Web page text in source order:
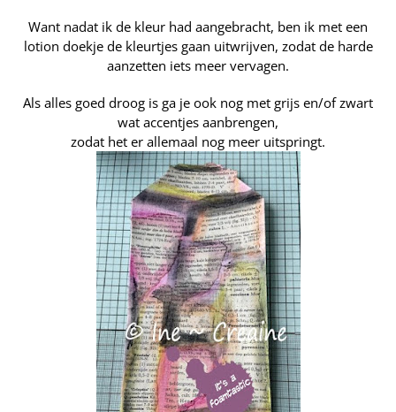
Want nadat ik de kleur had aangebracht, ben ik met een
lotion doekje de kleurtjes gaan uitwrijven, zodat de harde
aanzetten iets meer vervagen.
Als alles goed droog is ga je ook nog met grijs en/of zwart
wat accentjes aanbrengen,
zodat het er allemaal nog meer uitspringt.